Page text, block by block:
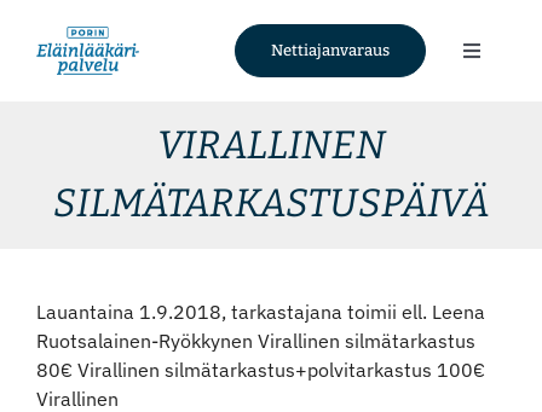
content
Nettiajanvaraus
Toggle
Tietoa meistä
Yhteystiedot
VIRALLINEN
SILMÄTARKASTUSPÄIVÄ
Lauantaina 1.9.2018, tarkastajana toimii ell. Leena
Ruotsalainen-Ryökkynen Virallinen silmätarkastus
80€ Virallinen silmätarkastus+polvitarkastus 100€
Virallinen